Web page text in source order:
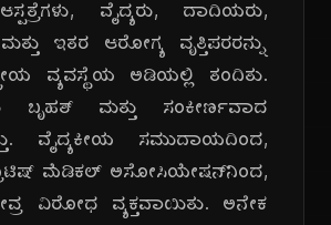
ವೈದ್ಯರು, ದಾದಿಯರು,
ಇತರ ಆರೋಗ್ಯ ವೃತ್ತಿಪರರನ್ನು
ವ್ಯವಸ್ಥೆಯ ಅಡಿಯಲ್ಲಿ ತಂದಿತು.
ಬೃಹತ್ ಮತ್ತು ಸಂಕೀರ್ಣವಾದ
ವೈದ್ಯಕೀಯ ಸಮುದಾಯದಿಂದ,
ಮೆಡಿಕಲ್ ಅಸೋಸಿಯೇಷನ್‌ನಿಂದ,
ವಿರೋಧ ವ್ಯಕ್ತವಾಯಿತು. ಅನೇಕ